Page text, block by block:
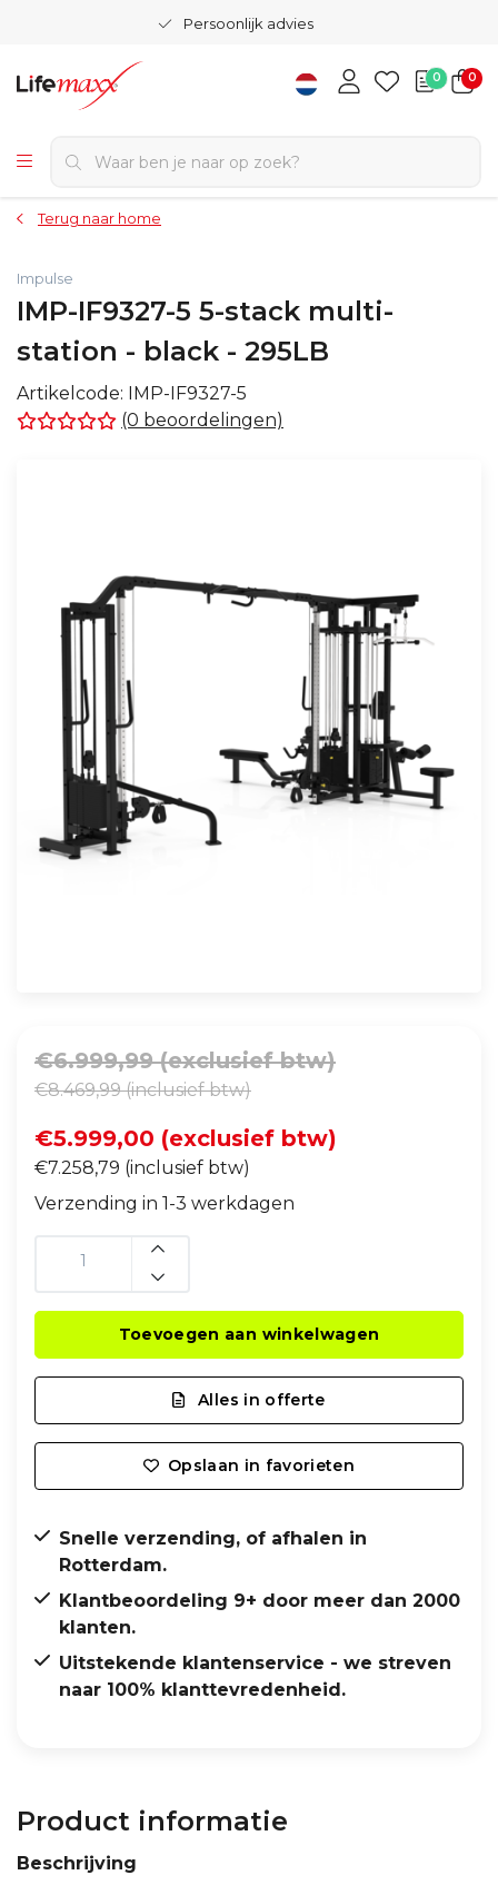
Persoonlijk advies
0 0
Terug naar home
Impulse
IMP-IF9327-5 5-stack multi-
station - black - 295LB
Artikelcode: IMP-IF9327-5
(0 beoordelingen)
€6.999,99 (exclusief btw)
€8.469,99 (inclusief btw)
€5.999,00 (exclusief btw)
€7.258,79 (inclusief btw)
Verzending in 1-3 werkdagen
Toevoegen aan winkelwagen
Alles in offerte
Opslaan in favorieten
Snelle verzending, of afhalen in
Rotterdam.
Klantbeoordeling 9+ door meer dan 2000
klanten.
Uitstekende klantenservice - we streven
naar 100% klanttevredenheid.
Product informatie
Beschrijving